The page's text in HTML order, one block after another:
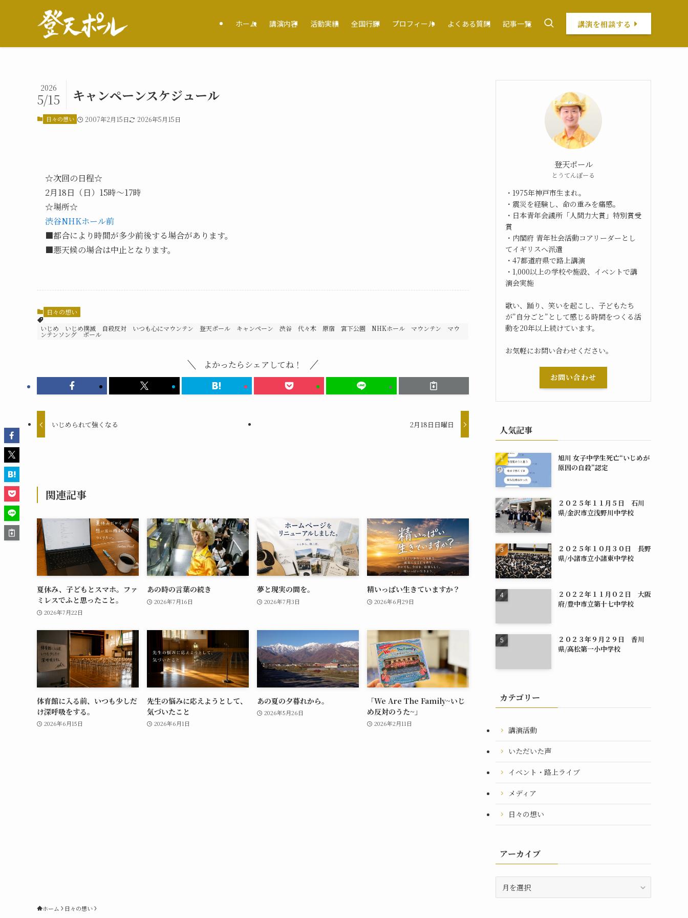
ホーム 講演内容 活動実績 全国行脚 プロフィール よくある質問 記事一覧 講演を相談する
キャンペーンスケジュール
2026
5/15
日々の想い 2007年2月15日 2026年5月15日
☆次回の日程☆
2月18日（日）15時〜17時
☆場所☆
渋谷NHKホール前
■都合により時間が多少前後する場合があります。
■悪天候の場合は中止となります。
日々の想い
いじめ いじめ撲滅 自殺反対 いつも心にマウンテン 登天ポール キャンペーン 渋谷 代々木 原宿 宮下公園 NHKホール マウンテン マウ
ンテンソング ポール
よかったらシェアしてね！
いじめられて強くなる 2月18日日曜日
関連記事
夏休み、子どもとスマホ。ファ
ミレスでふと思ったこと。
2026年7月22日
あの時の言葉の続き
2026年7月16日
夢と現実の間を。
2026年7月3日
精いっぱい生きていますか？
2026年6月29日
体育館に入る前、いつも少しだ
け深呼吸をする。
2026年6月15日
先生の悩みに応えようとして、
気づいたこと
2026年6月1日
あの夏の夕暮れから。
2026年5月26日
「We Are The Family~いじ
め反対のうた~」
2026年2月11日
登天ポール
とうてんぽーる
・1975年神戸市生まれ。
・震災を経験し、命の重みを痛感。
・日本青年会議所「人間力大賞」特別賞受
賞
・内閣府 青年社会活動コアリーダーとし
てイギリスへ派遣
・47都道府県で路上講演
・1,000以上の学校や施設、イベントで講
演会実施
歌い、踊り、笑いを起こし、子どもたち
が”自分ごと”として感じる時間をつくる活
動を20年以上続けています。
お気軽にお問い合わせください。
お問い合わせ
人気記事
旭川 女子中学生死亡“いじめが
原因の自殺”認定
２０２５年１１月５日 石川
県/金沢市立浅野川中学校
２０２５年１０月３０日 長野
県/小諸市立小諸東中学校
２０２２年１１月０２日 大阪
府/豊中市立第十七中学校
２０２３年９月２９日 香川
県/高松第一小中学校
カテゴリー
講演活動
いただいた声
イベント・路上ライブ
メディア
日々の想い
アーカイブ
ホーム 日々の想い